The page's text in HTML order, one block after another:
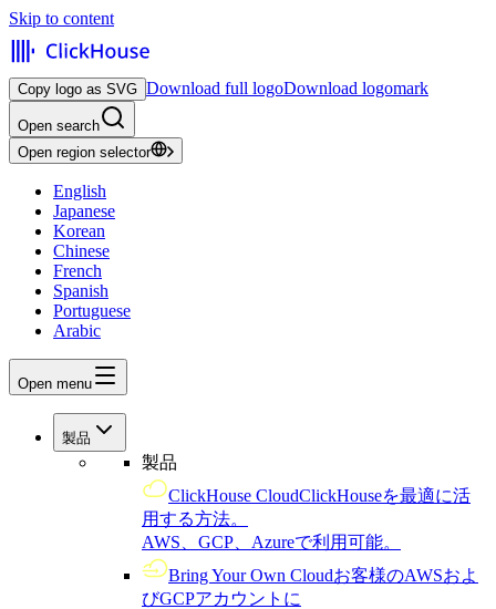
Skip to content
Copy logo as SVG Download full logoDownload logomark
Open search
Open region selector
English
Japanese
Korean
Chinese
French
Spanish
Portuguese
Arabic
Open menu
製品
製品
ClickHouse CloudClickHouseを最適に活
用する方法。
AWS、GCP、Azureで利用可能。
Bring Your Own Cloudお客様のAWSおよ
びGCPアカウントに